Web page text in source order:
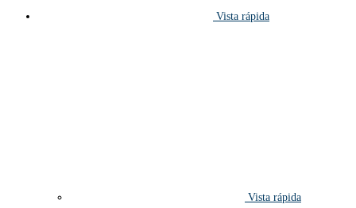
Vista rápida
Vista rápida